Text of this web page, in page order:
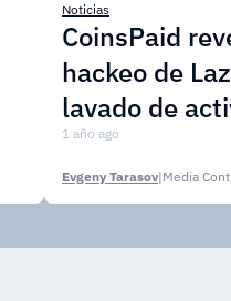
Noticias
CoinsPaid
hackeo de
lavado de
1 año ago
Evgeny Tarasov|Media